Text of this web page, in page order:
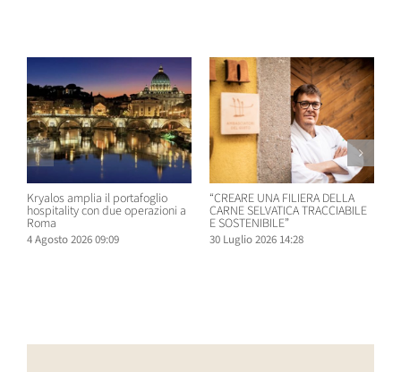
Kryalos amplia il portafoglio
hospitality con due operazioni a
Roma
4 Agosto 2026 09:09
“CREARE UNA FILIERA DELLA
CARNE SELVATICA TRACCIABILE
E SOSTENIBILE”
30 Luglio 2026 14:28